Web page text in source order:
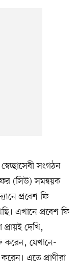
সংগঠন
(সিউ) সমন্বয়ক
প্রবেশ ফি
এখানে প্রবেশ ফি
দেখি,
করেন, যেখানে-
এতে প্রাণীরা